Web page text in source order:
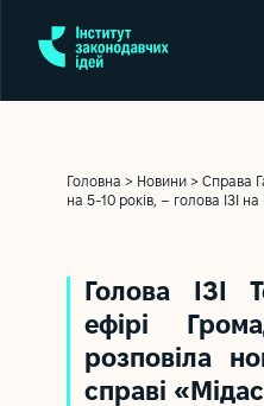
Головна > Новини > Справа
на 5-10 років, – голова ІЗІ
Голова ІЗІ
ефірі
розповіла
справі